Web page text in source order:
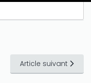
Article suivant